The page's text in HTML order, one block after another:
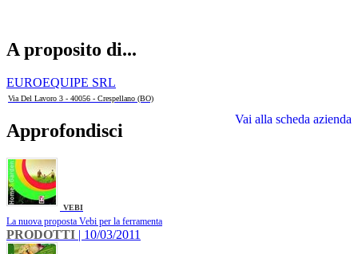
A proposito di...
EUROEQUIPE SRL
Via Del Lavoro 3 - 40056 - Crespellano (BO)
Vai alla scheda azienda
Approfondisci
VEBI
La nuova proposta Vebi per la ferramenta
PRODOTTI | 10/03/2011